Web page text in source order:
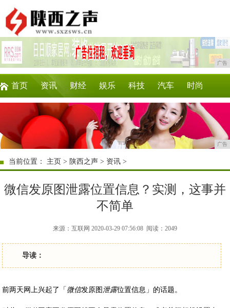
广告
首页 资讯 财经 娱乐 科技 汽车 时尚
游戏 美食 商讯 消费 微商
广告
当前位置： 主页 > 陕西之声 > 资讯 >
微信发原图泄露位置信息？实测，这事并
不简单
来源：互联网 2020-03-29 07:56:08 阅读：2049
导读：
前两天网上兴起了「 微信发原图 泄露位置信息」的话题。